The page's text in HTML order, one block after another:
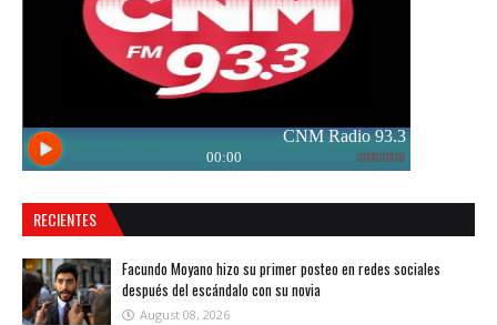
RECIENTES
Facundo Moyano hizo su primer posteo en redes sociales
después del escándalo con su novia
August 08, 2026